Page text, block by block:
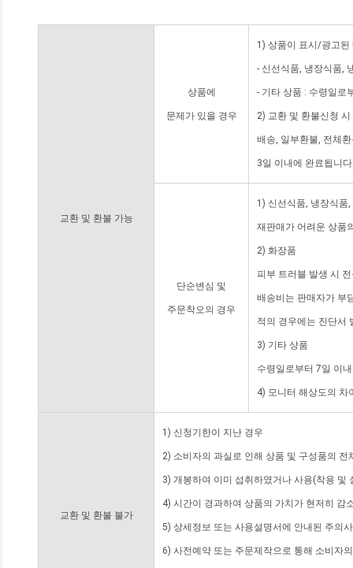
교환 및 환불 가능
상품에
문제가 있을 경우
1) 상품이 표시/광고된
- 신선식품, 냉장식품,
- 기타 상품 : 수령일로
2) 교환 및 환불신청
배송, 일부환불, 전체
3일 이내에 완료됩니
단순변심 및
주문착오의 경우
1) 신선식품, 냉장식품
재판매가 어려운 상품
2) 화장품
피부 트러블 발생 시
배송비는 판매자가 부
적의 경우에는 진단서
3) 기타 상품
수령일로부터 7일 이
4) 모니터 해상도의 차
교환 및 환불 불가
1) 신청기한이 지난 경우
2) 소비자의 과실로 인해 상품 및 구성품의
3) 개봉하여 이미 섭취하였거나 사용(착용 및
4) 시간이 경과하여 상품의 가치가 현저히 감
5) 상세정보 또는 사용설명서에 안내된 주의
6) 사전예약 또는 주문제작으로 통해 소비자